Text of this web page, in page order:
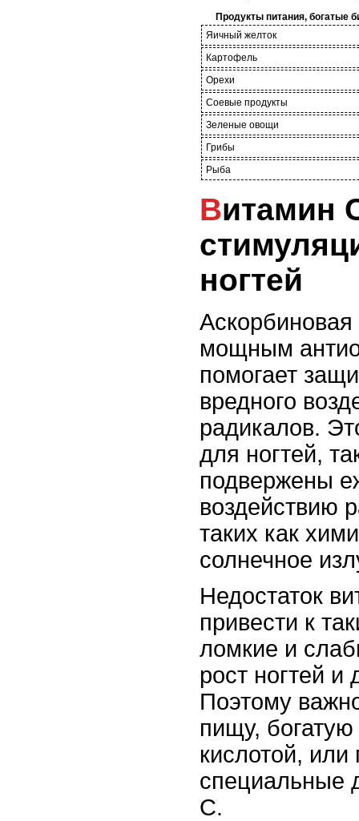
Продукты питания, богатые
Яичный желток
Картофель
Орехи
Соевые продукты
Зеленые овощи
Грибы
Рыба
Витамин С для
ногтей
Аскорбиновая
мощным
помогает
вредного
радикалов.
для ногтей,
подвержены
воздействию
таких как
солнечное
Недостаток
привести к
ломкие и
рост ногтей
Поэтому
пищу,
кислотой, или
специальные
С.